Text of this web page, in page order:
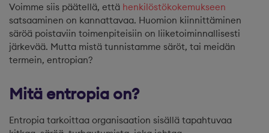
Voimme siis päätellä, että henkilöstökokemukseen
satsaaminen on kannattavaa. Huomion kiinnittäminen
säröä poistaviin toimenpiteisiin on liiketoiminnallisesti
järkevää. Mutta mistä tunnistamme säröt, tai meidän
termein, entropian?
Mitä entropia on?
Entropia tarkoittaa organisaation sisällä tapahtuvaa